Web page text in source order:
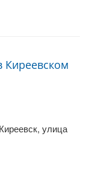
улица